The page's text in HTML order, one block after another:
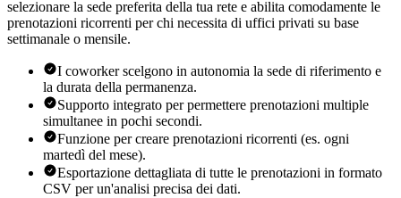
selezionare la sede preferita della tua rete e abilita comodamente le
prenotazioni ricorrenti per chi necessita di uffici privati su base
settimanale o mensile.
I coworker scelgono in autonomia la sede di riferimento e
la durata della permanenza.
Supporto integrato per permettere prenotazioni multiple
simultanee in pochi secondi.
Funzione per creare prenotazioni ricorrenti (es. ogni
martedì del mese).
Esportazione dettagliata di tutte le prenotazioni in formato
CSV per un'analisi precisa dei dati.